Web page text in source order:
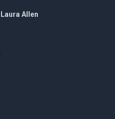
Laura Allen